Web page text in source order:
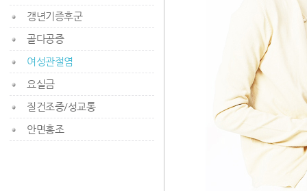
갱년기증후군
골다공증
여성관절염
요실금
질건조증/성교통
안면홍조